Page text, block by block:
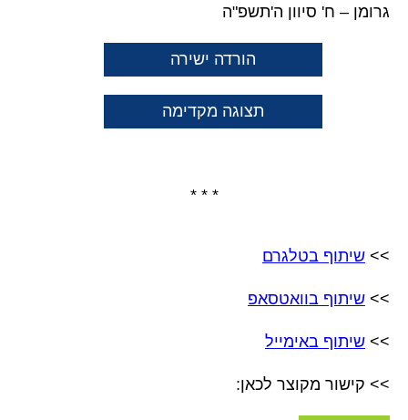
גרומן – ח' סיוון ה'תשפ"ה
הורדה ישירה
תצוגה מקדימה
* * *
>> שיתוף בטלגרם
>> שיתוף בוואטסאפ
>> שיתוף באימייל
>> קישור מקוצר לכאן: